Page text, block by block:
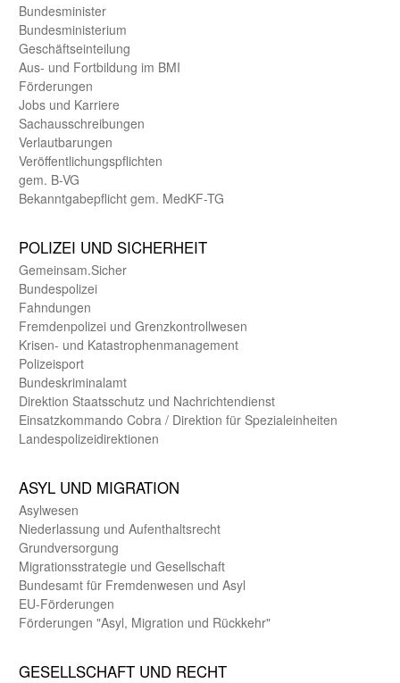
Bundes­minister
Bundes­ministerium
Geschäfts­einteilung
Aus- und Fortbildung im BMI
Förderungen
Jobs und Karriere
Sachaus­schreibungen
Verlautbarungen
Veröffentlichungspflichten
gem. B-VG
Bekanntgabepflicht gem. MedKF-TG
POLIZEI UND SICHER­HEIT
Gemein­sam.Sicher
Bundes­polizei
Fahndungen
Fremdenpolizei und Grenzkontrollwesen
Krisen- und Katastrophen­management
Polizeisport
Bundes­kriminal­amt
Direktion Staats­schutz und Nach­richten­dienst
Einsatz­kommando Cobra / Direktion für Spezialeinheiten
Landes­polizei­direk­tionen
ASYL UND MIGRA­TION
Asyl­wesen
Nieder­lassung und Aufent­halts­recht
Grund­versorgung
Migrations­strategie und Gesell­schaft
Bundes­amt für Fremden­wesen und Asyl
EU-Förde­rungen
Förderungen "Asyl, Migration und Rückkehr"
GE­SELL­SCHAFT UND RECHT